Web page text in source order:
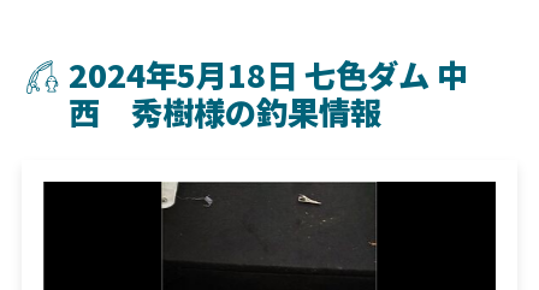
2024年5月18日 七色ダム 中
西 秀樹様の釣果情報